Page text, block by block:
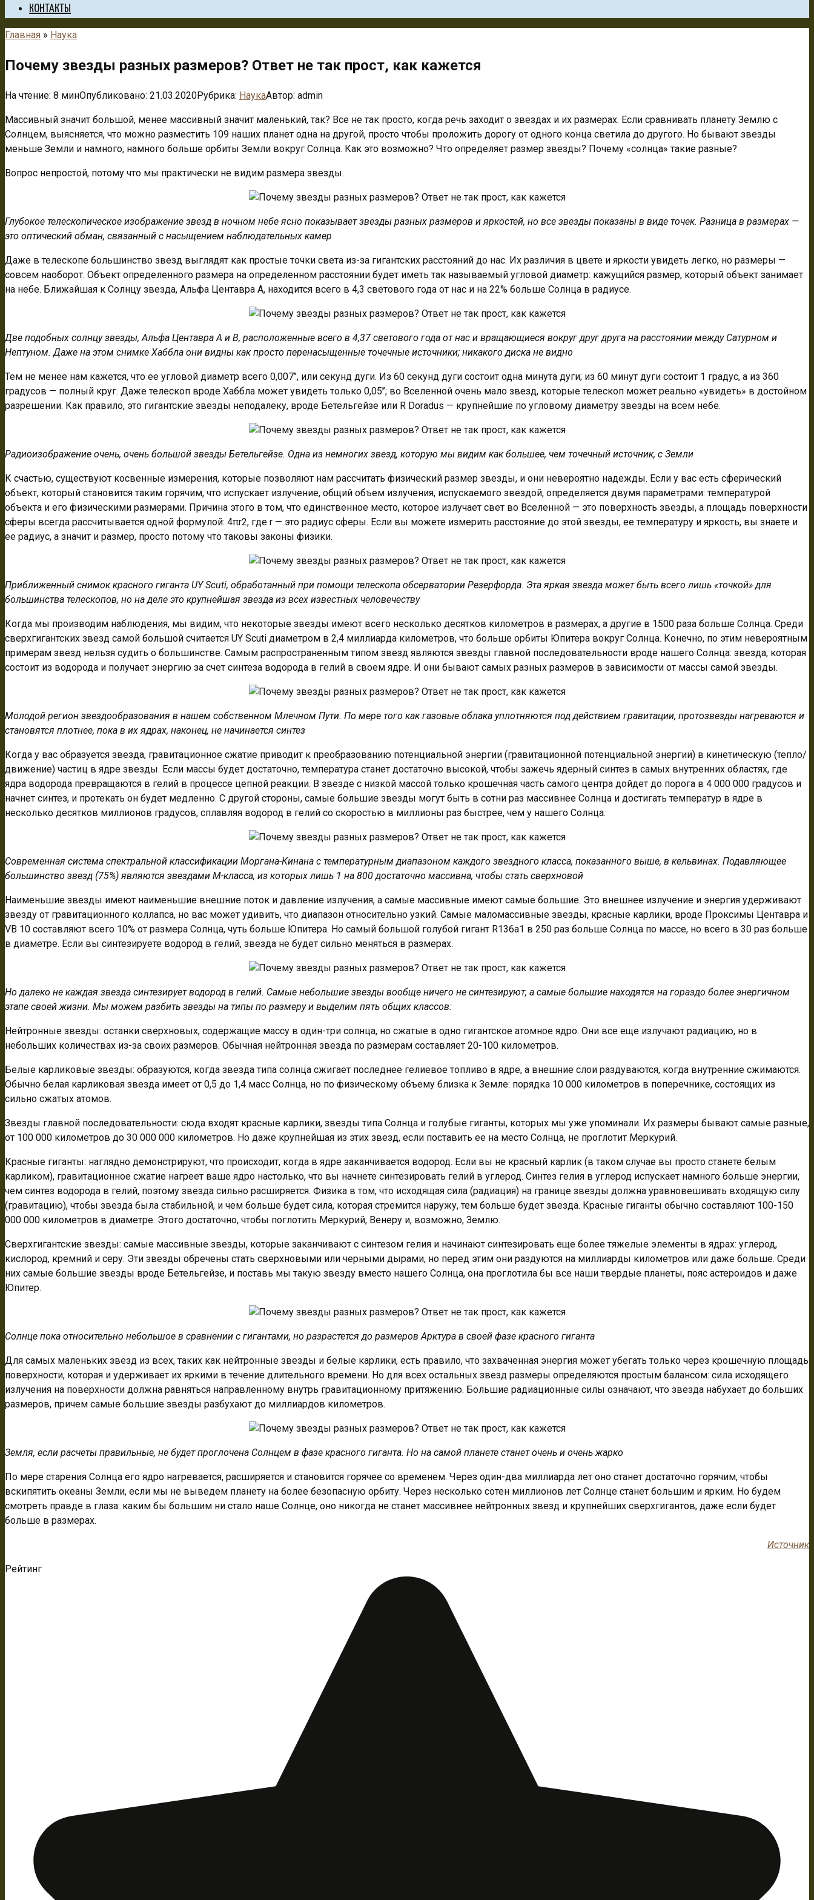
КОНТАКТЫ
Главная » Наука
Почему звезды разных размеров? Ответ не так прост, как кажется
На чтение: 8 минОпубликовано: 21.03.2020Рубрика: НаукаАвтор: admin
Массивный значит большой, менее массивный значит маленький, так? Все не так просто, когда речь заходит о звездах и их размерах. Если сравнивать планету Землю с
Солнцем, выясняется, что можно разместить 109 наших планет одна на другой, просто чтобы проложить дорогу от одного конца светила до другого. Но бывают звезды
меньше Земли и намного, намного больше орбиты Земли вокруг Солнца. Как это возможно? Что определяет размер звезды? Почему «солнца» такие разные?
Вопрос непростой, потому что мы практически не видим размера звезды.
Глубокое телескопическое изображение звезд в ночном небе ясно показывает звезды разных размеров и яркостей, но все звезды показаны в виде точек. Разница в размерах —
это оптический обман, связанный с насыщением наблюдательных камер
Даже в телескопе большинство звезд выглядят как простые точки света из-за гигантских расстояний до нас. Их различия в цвете и яркости увидеть легко, но размеры —
совсем наоборот. Объект определенного размера на определенном расстоянии будет иметь так называемый угловой диаметр: кажущийся размер, который объект занимает
на небе. Ближайшая к Солнцу звезда, Альфа Центавра А, находится всего в 4,3 светового года от нас и на 22% больше Солнца в радиусе.
Две подобных солнцу звезды, Альфа Центавра А и B, расположенные всего в 4,37 светового года от нас и вращающиеся вокруг друг друга на расстоянии между Сатурном и
Нептуном. Даже на этом снимке Хаббла они видны как просто перенасыщенные точечные источники; никакого диска не видно
Тем не менее нам кажется, что ее угловой диаметр всего 0,007’’, или секунд дуги. Из 60 секунд дуги состоит одна минута дуги; из 60 минут дуги состоит 1 градус, а из 360
градусов — полный круг. Даже телескоп вроде Хаббла может увидеть только 0,05’’; во Вселенной очень мало звезд, которые телескоп может реально «увидеть» в достойном
разрешении. Как правило, это гигантские звезды неподалеку, вроде Бетельгейзе или R Doradus — крупнейшие по угловому диаметру звезды на всем небе.
Радиоизображение очень, очень большой звезды Бетельгейзе. Одна из немногих звезд, которую мы видим как большее, чем точечный источник, с Земли
К счастью, существуют косвенные измерения, которые позволяют нам рассчитать физический размер звезды, и они невероятно надежды. Если у вас есть сферический
объект, который становится таким горячим, что испускает излучение, общий объем излучения, испускаемого звездой, определяется двумя параметрами: температурой
объекта и его физическими размерами. Причина этого в том, что единственное место, которое излучает свет во Вселенной — это поверхность звезды, а площадь поверхности
сферы всегда рассчитывается одной формулой: 4πr2, где r — это радиус сферы. Если вы можете измерить расстояние до этой звезды, ее температуру и яркость, вы знаете и
ее радиус, а значит и размер, просто потому что таковы законы физики.
Приближенный снимок красного гиганта UY Scuti, обработанный при помощи телескопа обсерватории Резерфорда. Эта яркая звезда может быть всего лишь «точкой» для
большинства телескопов, но на деле это крупнейшая звезда из всех известных человечеству
Когда мы производим наблюдения, мы видим, что некоторые звезды имеют всего несколько десятков километров в размерах, а другие в 1500 раза больше Солнца. Среди
сверхгигантских звезд самой большой считается UY Scuti диаметром в 2,4 миллиарда километров, что больше орбиты Юпитера вокруг Солнца. Конечно, по этим невероятным
примерам звезд нельзя судить о большинстве. Самым распространенным типом звезд являются звезды главной последовательности вроде нашего Солнца: звезда, которая
состоит из водорода и получает энергию за счет синтеза водорода в гелий в своем ядре. И они бывают самых разных размеров в зависимости от массы самой звезды.
Молодой регион звездообразования в нашем собственном Млечном Пути. По мере того как газовые облака уплотняются под действием гравитации, протозвезды нагреваются и
становятся плотнее, пока в их ядрах, наконец, не начинается синтез
Когда у вас образуется звезда, гравитационное сжатие приводит к преобразованию потенциальной энергии (гравитационной потенциальной энергии) в кинетическую (тепло/
движение) частиц в ядре звезды. Если массы будет достаточно, температура станет достаточно высокой, чтобы зажечь ядерный синтез в самых внутренних областях, где
ядра водорода превращаются в гелий в процессе цепной реакции. В звезде с низкой массой только крошечная часть самого центра дойдет до порога в 4 000 000 градусов и
начнет синтез, и протекать он будет медленно. С другой стороны, самые большие звезды могут быть в сотни раз массивнее Солнца и достигать температур в ядре в
несколько десятков миллионов градусов, сплавляя водород в гелий со скоростью в миллионы раз быстрее, чем у нашего Солнца.
Современная система спектральной классификации Моргана-Кинана с температурным диапазоном каждого звездного класса, показанного выше, в кельвинах. Подавляющее
большинство звезд (75%) являются звездами М-класса, из которых лишь 1 на 800 достаточно массивна, чтобы стать сверхновой
Наименьшие звезды имеют наименьшие внешние поток и давление излучения, а самые массивные имеют самые большие. Это внешнее излучение и энергия удерживают
звезду от гравитационного коллапса, но вас может удивить, что диапазон относительно узкий. Самые маломассивные звезды, красные карлики, вроде Проксимы Центавра и
VB 10 составляют всего 10% от размера Солнца, чуть больше Юпитера. Но самый большой голубой гигант R136a1 в 250 раз больше Солнца по массе, но всего в 30 раз больше
в диаметре. Если вы синтезируете водород в гелий, звезда не будет сильно меняться в размерах.
Но далеко не каждая звезда синтезирует водород в гелий. Самые небольшие звезды вообще ничего не синтезируют, а самые большие находятся на гораздо более энергичном
этапе своей жизни. Мы можем разбить звезды на типы по размеру и выделим пять общих классов:
Нейтронные звезды: останки сверхновых, содержащие массу в один-три солнца, но сжатые в одно гигантское атомное ядро. Они все еще излучают радиацию, но в
небольших количествах из-за своих размеров. Обычная нейтронная звезда по размерам составляет 20-100 километров.
Белые карликовые звезды: образуются, когда звезда типа солнца сжигает последнее гелиевое топливо в ядре, а внешние слои раздуваются, когда внутренние сжимаются.
Обычно белая карликовая звезда имеет от 0,5 до 1,4 масс Солнца, но по физическому объему близка к Земле: порядка 10 000 километров в поперечнике, состоящих из
сильно сжатых атомов.
Звезды главной последовательности: сюда входят красные карлики, звезды типа Солнца и голубые гиганты, которых мы уже упоминали. Их размеры бывают самые разные,
от 100 000 километров до 30 000 000 километров. Но даже крупнейшая из этих звезд, если поставить ее на место Солнца, не проглотит Меркурий.
Красные гиганты: наглядно демонстрируют, что происходит, когда в ядре заканчивается водород. Если вы не красный карлик (в таком случае вы просто станете белым
карликом), гравитационное сжатие нагреет ваше ядро настолько, что вы начнете синтезировать гелий в углерод. Синтез гелия в углерод испускает намного больше энергии,
чем синтез водорода в гелий, поэтому звезда сильно расширяется. Физика в том, что исходящая сила (радиация) на границе звезды должна уравновешивать входящую силу
(гравитацию), чтобы звезда была стабильной, и чем больше будет сила, которая стремится наружу, тем больше будет звезда. Красные гиганты обычно составляют 100-150
000 000 километров в диаметре. Этого достаточно, чтобы поглотить Меркурий, Венеру и, возможно, Землю.
Сверхгигантские звезды: самые массивные звезды, которые заканчивают с синтезом гелия и начинают синтезировать еще более тяжелые элементы в ядрах: углерод,
кислород, кремний и серу. Эти звезды обречены стать сверхновыми или черными дырами, но перед этим они раздуются на миллиарды километров или даже больше. Среди
них самые большие звезды вроде Бетельгейзе, и поставь мы такую звезду вместо нашего Солнца, она проглотила бы все наши твердые планеты, пояс астероидов и даже
Юпитер.
Солнце пока относительно небольшое в сравнении с гигантами, но разрастется до размеров Арктура в своей фазе красного гиганта
Для самых маленьких звезд из всех, таких как нейтронные звезды и белые карлики, есть правило, что захваченная энергия может убегать только через крошечную площадь
поверхности, которая и удерживает их яркими в течение длительного времени. Но для всех остальных звезд размеры определяются простым балансом: сила исходящего
излучения на поверхности должна равняться направленному внутрь гравитационному притяжению. Большие радиационные силы означают, что звезда набухает до больших
размеров, причем самые большие звезды разбухают до миллиардов километров.
Земля, если расчеты правильные, не будет проглочена Солнцем в фазе красного гиганта. Но на самой планете станет очень и очень жарко
По мере старения Солнца его ядро нагревается, расширяется и становится горячее со временем. Через один-два миллиарда лет оно станет достаточно горячим, чтобы
вскипятить океаны Земли, если мы не выведем планету на более безопасную орбиту. Через несколько сотен миллионов лет Солнце станет большим и ярким. Но будем
смотреть правде в глаза: каким бы большим ни стало наше Солнце, оно никогда не станет массивнее нейтронных звезд и крупнейших сверхгигантов, даже если будет
больше в размерах.
Источник
Рейтинг